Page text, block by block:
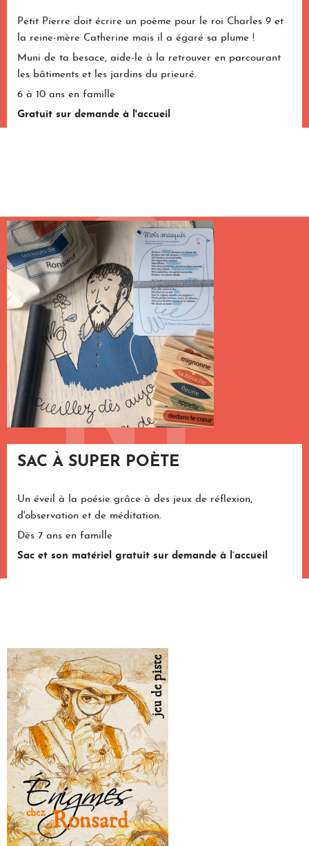
Petit Pierre doit écrire un poème pour le roi Charles 9 et
la reine-mère Catherine mais il a égaré sa plume !
Muni de ta besace, aide-le à la retrouver en parcourant
les bâtiments et les jardins du prieuré.
6 à 10 ans en famille
Gratuit sur demande à l'accueil
SAC À SUPER POÈTE
Un éveil à la poésie grâce à des jeux de réflexion,
d'observation et de méditation.
Dès 7 ans en famille
Sac et son matériel gratuit sur demande à l’accueil